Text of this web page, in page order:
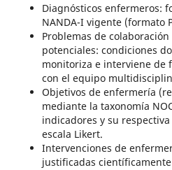
Diagnósticos enfermeros:
NANDA-I vigente (formato
Problemas de
potenciales: condiciones
monitoriza e interviene de
con el equipo
Objetivos de enfermería
mediante la taxonomía
indicadores y su
escala Likert.
Intervenciones de
justificadas